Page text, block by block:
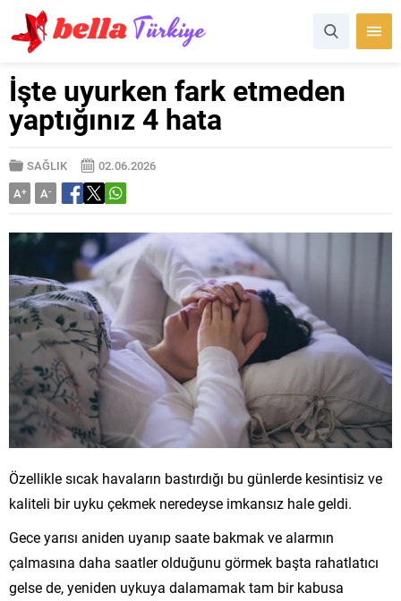
İşte uyurken fark etmeden
yaptığınız 4 hata
SAĞLIK
02.06.2026
A+ A-
Özellikle sıcak havaların bastırdığı bu günlerde kesintisiz ve
kaliteli bir uyku çekmek neredeyse imkansız hale geldi.
Gece yarısı aniden uyanıp saate bakmak ve alarmın
çalmasına daha saatler olduğunu görmek başta rahatlatıcı
gelse de, yeniden uykuya dalamamak tam bir kabusa